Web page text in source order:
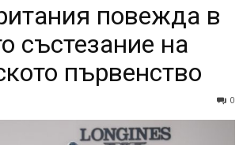
повежда в
състезание на
първенство
0